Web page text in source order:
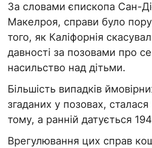
За словами єпископа Сан-
Макелроя, справи було
того, як Каліфорнія
давності за позовами про
насильство над дітьми.
Більшість випадків
згаданих у позовах,
тому, а ранній датується
Врегулювання цих справ